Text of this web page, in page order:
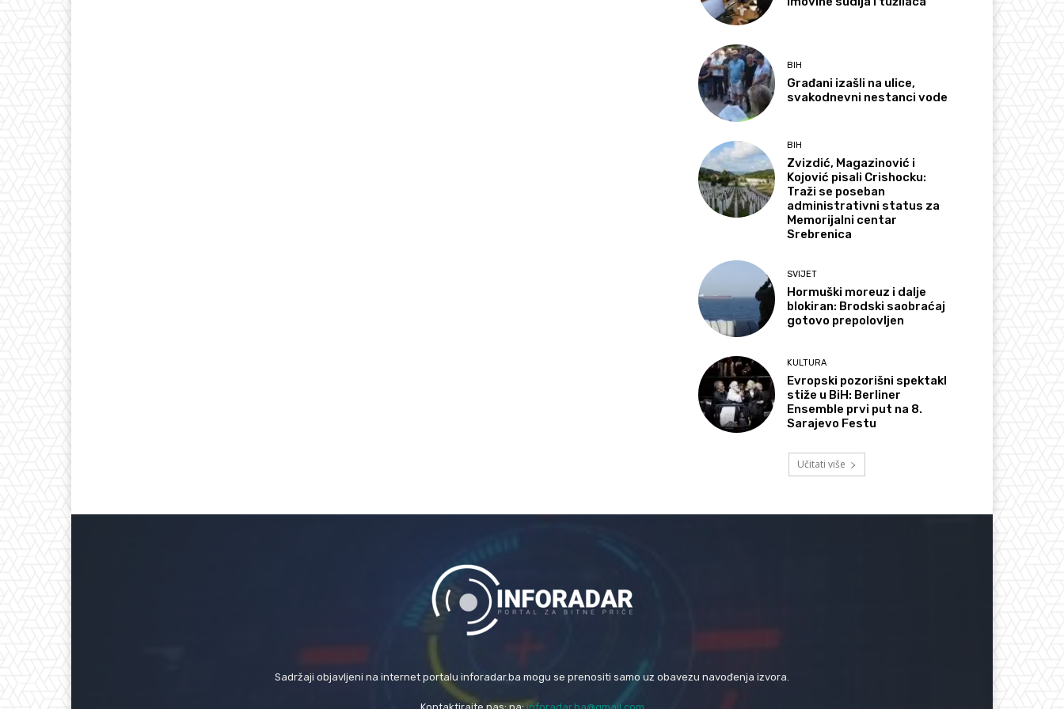
BIH
Građani izašli na ulice,
svakodnevni nestanci vode
BIH
Zvizdić, Magazinović i
Kojović pisali Crishocku:
Traži se poseban
administrativni status za
Memorijalni centar
Srebrenica
SVIJET
Hormuški moreuz i dalje
blokiran: Brodski saobraćaj
gotovo prepolovljen
KULTURA
Evropski pozorišni spektakl
stiže u BiH: Berliner
Ensemble prvi put na 8.
Sarajevo Festu
Učitati više
Sadržaji objavljeni na internet portalu inforadar.ba mogu se prenositi samo uz obavezu navođenja izvora.